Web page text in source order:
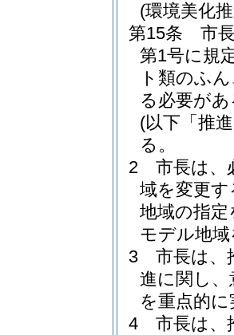
(環境美化
第15条
市
第1号に規
ト類のふ
る必要が
(以下「推
る。
2
市長は、
域を変更
地域の指
モデル地
3
市長は、
進に関し
を重点的
4
市長は、